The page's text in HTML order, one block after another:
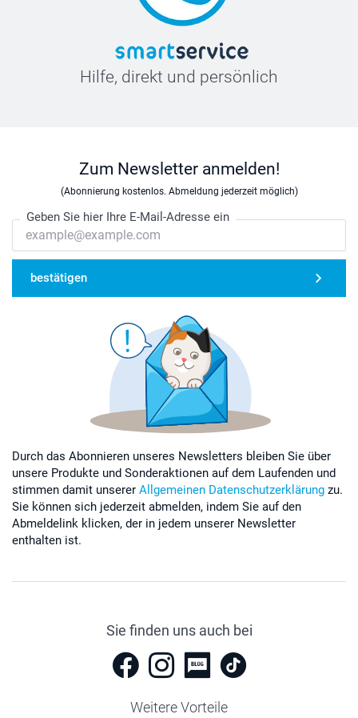
Hilfe, direkt und persönlich
Zum Newsletter anmelden!
(Abonnierung kostenlos. Abmeldung jederzeit möglich)
Geben Sie hier Ihre E-Mail-Adresse ein
bestätigen
Durch das Abonnieren unseres Newsletters bleiben Sie über
unsere Produkte und Sonderaktionen auf dem Laufenden und
stimmen damit unserer Allgemeinen Datenschutzerklärung zu.
Sie können sich jederzeit abmelden, indem Sie auf den
Abmeldelink klicken, der in jedem unserer Newsletter
enthalten ist.
Sie finden uns auch bei
Weitere Vorteile